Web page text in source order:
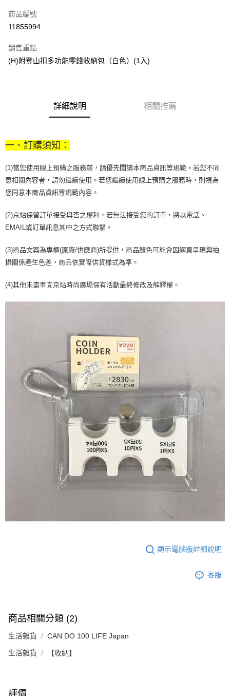
街口支付
Google Pay
流程，驗證手機門號後，選擇欲分期的期數、繳款截止日，確認付款後即完
成交易。
4.訂單成立30分鐘內，如未前往確認交易或遇審核未通過，訂單將自動取
消。如遇「轉專審核」未通過狀況，表示未達大哥付你分期系統評分，恕無
法說明評估內容。
【繳款方式說明】
醒簡訊。
2.透過簡訊連結打開帳單後，可選擇「超商條碼／台灣大直營門市／銀行轉
【注意事項】
1.本服務係由「台灣大哥大股份有限公司」（以下簡稱本公司）所提供，讓
買賣價金債權讓與本公司後，依約使用本公司帳單繳交帳款。
2.基於同意付款使用「大哥付你分期」之契約關係目的，商店將以您的個人
【關於「AFTEE先享後付」】
便利好安心！
２．便利：只要手機號碼，簡訊認證，即可結帳。
３．安心：先確認商品／服務後，再付款。
【「AFTEE先享後付」結帳流程】
１．於結帳方式選擇「AFTEE先享後付」後，將跳轉至「AFTEE先享後付」
結帳頁面，進行簡訊認證並確認金額後，即可完成結帳。
３．收到繳費通知簡訊後14天內，點擊此簡訊中的連結，可透過四大超商／
ATM／網路銀行／等多元方式進行付款，方視為交易完成。
※ 請注意：結帳手續完成當下不需立刻繳費，但若您需要取消訂單，請聯絡
後付繳納相關費用。
是否繳費成功／繳費後需取消欲退款等相關疑問，請聯繫「AFTEE先享後付
１．透過由恩沛科技股份有限公司提供之「AFTEE先享後付」服務完成之交
易，需依本服務之必要範圍內提供個人資料，並將交易相關給付款項請求債
權轉讓予恩沛科技股份有限公司。
２．關於個人資料處理事宜，請瀏覽以下網址：
https://aftee.tw/terms/#terms3
３．未成年的使用者請事先徵得法定代理人或監護人之同意方可使用
「AFTEE先享後付」，若未經同意申辦者引起之損失，本公司不負相關責
４．使用「AFTEE先享後付」時，將依據個別帳號之用戶狀況，依本公司即
時審查核予不同之上限額度；若仍有額度不足之情形，本公司將視審查結果
請求用戶進行身份認證。
５．嚴禁一人註冊多個帳號或使用他人資訊註冊。若發現惡意使用之情形，
恩沛科技股份有限公司將有權停止該用戶之使用額度並採取法律行動。
運送方式
付款後全家取貨
每筆NT$70，滿NT$1,000(含以上)免運費
付款後7-11取貨
宅配
商品編號
11855994
銷售重點
(H)附登山扣多功能零錢收納包（白色）(1入)
詳細說明 相關推薦
一、訂購須知：
(1)當您使用線上預購之服務前，請優先閱讀本商品資訊等規範。若您不同
意相關內容者，請勿繼續使用。若您繼續使用線上預購之服務時，則視為
您同意本商品資訊等規範內容。
(2)京站保留訂單接受與否之權利，若無法接受您的訂單，將以電話、
EMAIL或訂單訊息其中之方式聯繫。
(3)商品文案為專櫃(原廠/供應商)所提供，商品顏色可能會因網頁呈現與拍
攝關係產生色差，商品依實際供貨樣式為準。
(4)其他未盡事宜京站時尚廣場保有活動最終修改及解釋權。
顯示電腦版詳細說明
客服
商品相關分類 (2)
生活雜貨 CAN DO 100 LIFE Japan
生活雜貨 【收納】
評價